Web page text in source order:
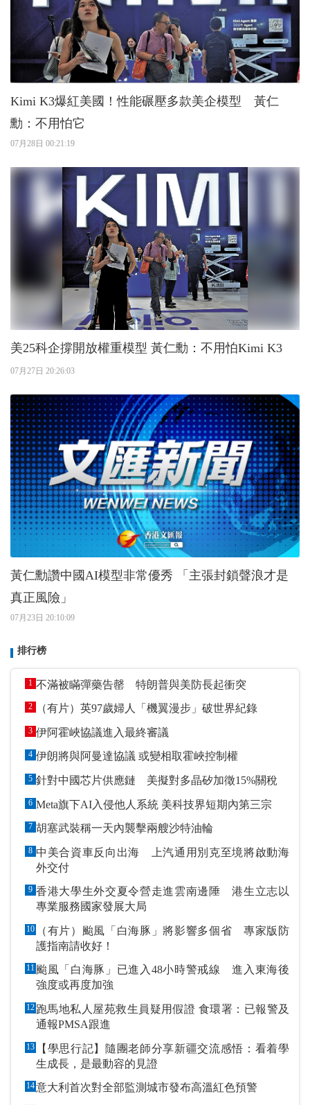
Kimi K3爆紅美國！性能碾壓多款美企模型 黃仁
勳：不用怕它
07月28日 00:21:19
美25科企撐開放權重模型 黃仁勳：不用怕Kimi K3
07月27日 20:26:03
黃仁勳讚中國AI模型非常優秀 「主張封鎖聲浪才是
真正風險」
07月23日 20:10:09
排行榜
1 不滿被瞞彈藥告罄 特朗普與美防長起衝突
2 （有片）英97歲婦人「機翼漫步」破世界紀錄
3 伊阿霍峽協議進入最終審議
4 伊朗將與阿曼達協議 或變相取霍峽控制權
5 針對中國芯片供應鏈 美擬對多晶矽加徵15%關稅
6 Meta旗下AI入侵他人系統 美科技界短期內第三宗
7 胡塞武裝稱一天內襲擊兩艘沙特油輪
8 中美合資車反向出海 上汽通用別克至境將啟動海
外交付
9 香港大學生外交夏令營走進雲南邊陲 港生立志以
專業服務國家發展大局
10
（有片）颱風「白海豚」將影響多個省 專家版防
護指南請收好！
11 颱風「白海豚」已進入48小時警戒線 進入東海後
強度或再度加強
12 跑馬地私人屋苑救生員疑用假證 食環署：已報警及
通報PMSA跟進
13
【學思行記】隨團老師分享新疆交流感悟：看着學
生成長，是最動容的見證
14意大利首次對全部監測城市發布高溫紅色預警